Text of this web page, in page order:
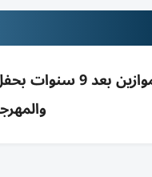
أسماء المنور